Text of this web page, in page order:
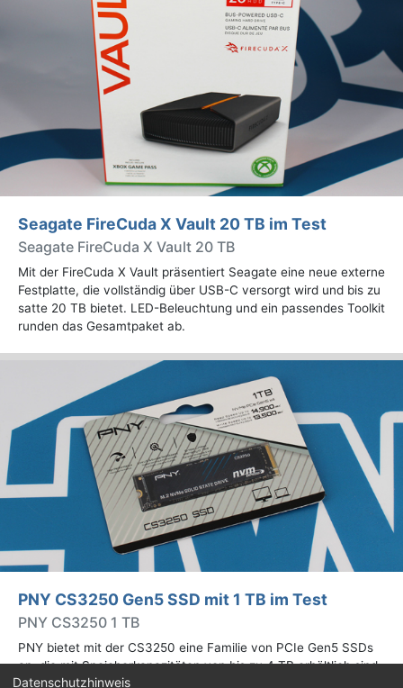
Seagate FireCuda X Vault 20 TB im Test
Seagate FireCuda X Vault 20 TB
Mit der FireCuda X Vault präsentiert Seagate eine neue externe
Festplatte, die vollständig über USB-C versorgt wird und bis zu
satte 20 TB bietet. LED-Beleuchtung und ein passendes Toolkit
runden das Gesamtpaket ab.
PNY CS3250 Gen5 SSD mit 1 TB im Test
PNY CS3250 1 TB
PNY bietet mit der CS3250 eine Familie von PCIe Gen5 SSDs
an, die mit Speicherkapazitäten von bis zu 4 TB erhältlich sind.
Die Drives erreichen bis zu 14.900 MB/s lesend. Wir haben das
Datenschutzhinweis